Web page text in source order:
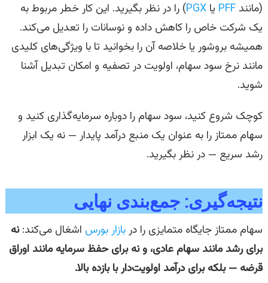
(مانند PFF یا PGX) را در نظر بگیرید. این کار خطر مربوط به
یک شرکت خاص را کاهش داده و نوسانات را تعدیل می‌کند.
همیشه بروشور یا خلاصه آن را بخوانید تا با ویژگی‌های کلیدی
مانند نرخ سود سهام، اولویت در تصفیه و امکان تبدیل آشنا
شوید.
کوچک شروع کنید، سود سهام را دوباره سرمایه‌گذاری کنید و
سهام ممتاز را به عنوان یک منبع درآمد پایدار — نه یک ابزار
رشد سریع — در نظر بگیرید.
نتیجه‌گیری: جمع‌بندی نهایی
سهام ممتاز جایگاه متمایزی را دربازار بورس اشغال می‌کند:نه
برای رشد مانند سهام عادی، و نه برای حفظ سرمایه مانند اوراق
قرضه — بلکه برای درآمد اولویت‌دار با بازده بالا.